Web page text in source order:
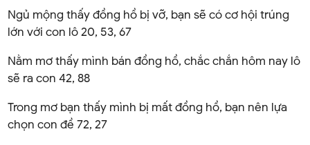
Ngủ mộng thấy đồng hồ bị vỡ, bạn sẽ có cơ hội trúng
lớn với con lô 20, 53, 67
Nằm mơ thấy mình bán đồng hồ, chắc chắn hôm nay lô
sẽ ra con 42, 88
Trong mơ bạn thấy mình bị mất đồng hồ, bạn nên lựa
chọn con đề 72, 27